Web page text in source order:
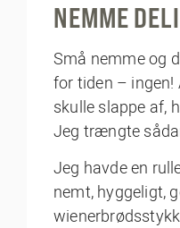
NEMME
Små nemme og
for tiden – ingen!
skulle slappe af,
Jeg trængte
Jeg havde en
nemt, hyggeligt,